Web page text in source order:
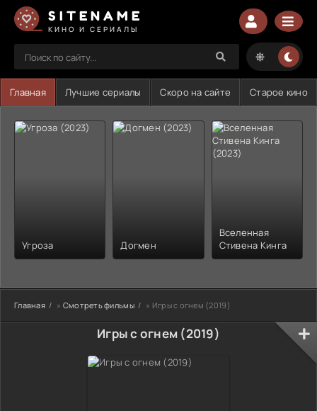
SITENAME
КИНО И СЕРИАЛЫ
Главная Лучшие сериалы Скоро на сайте Старое кино
Угроза Догмен
Вселенная
Стивена Кинга
Главная » Смотреть фильмы » Игры с огнем (2019)
Игры с огнем (2019)